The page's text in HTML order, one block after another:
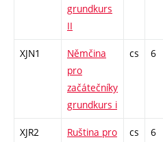
grundkurs
II
XJN1
Němčina
pro
začátečníky
grundkurs i
cs 6
XJR2
Ruština pro
cs 6